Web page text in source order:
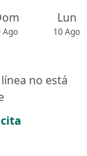
Ago
Lun
10 Ago
no está